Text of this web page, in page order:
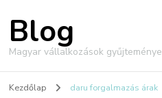
Blog
Magyar vállalkozások gyűjteménye
Kezdőlap daru forgalmazás árak